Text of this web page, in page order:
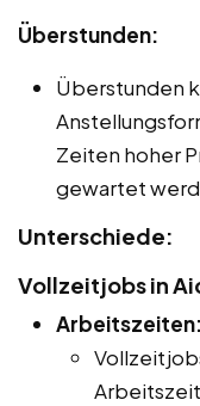
Überstunden:
Überstunden
Zeiten hoher
gewartet
Unterschiede:
Vollzeitjobs in
Arbeitszeiten: